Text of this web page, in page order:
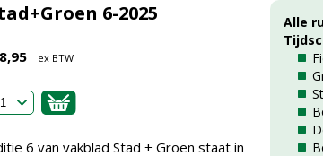
6-2025
ex BTW
6 van vakblad Stad + Groen staat in
Alle